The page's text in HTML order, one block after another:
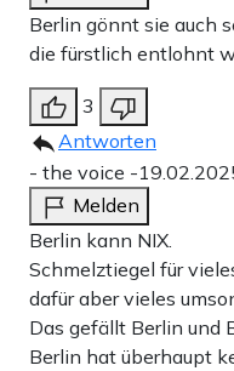
Berlin gönnt sie auch
die fürstlich entlohnt
3
Antworten
- the voice -
Melden
Berlin kann NIX.
Schmelztiegel für
dafür aber vieles
Das gefällt Berlin und
Berlin hat überhaupt